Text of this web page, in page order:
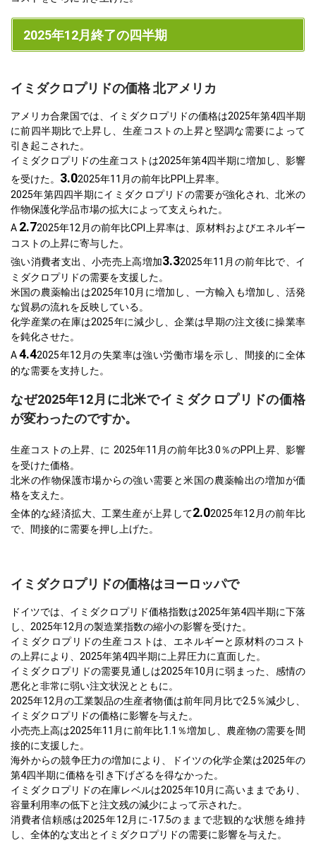
2025年12月終了の四半期
イミダクロプリドの価格 北アメリカ
アメリカ合衆国では、イミダクロプリドの価格は2025年第4四半期
に前四半期比で上昇し、生産コストの上昇と堅調な需要によって
引き起こされた。
イミダクロプリドの生産コストは2025年第4四半期に増加し、影響
を受けた。 3.02025年11月の前年比PPI上昇率。
2025年第四四半期にイミダクロプリドの需要が強化され、北米の
作物保護化学品市場の拡大によって支えられた。
A 2.72025年12月の前年比CPI上昇率は、原材料およびエネルギー
コストの上昇に寄与した。
強い消費者支出、小売売上高増加3.32025年11月の前年比で、イ
ミダクロプリドの需要を支援した。
米国の農薬輸出は2025年10月に増加し、一方輸入も増加し、活発
な貿易の流れを反映している。
化学産業の在庫は2025年に減少し、企業は早期の注文後に操業率
を鈍化させた。
A4.42025年12月の失業率は強い労働市場を示し、間接的に全体
的な需要を支持した。
なぜ2025年12月に北米でイミダクロプリドの価格
が変わったのですか。
生産コストの上昇、に 2025年11月の前年比3.0％のPPI上昇、影響
を受けた価格。
北米の作物保護市場からの強い需要と米国の農薬輸出の増加が価
格を支えた。
全体的な経済拡大、工業生産が上昇して2.02025年12月の前年比
で、間接的に需要を押し上げた。
イミダクロプリドの価格はヨーロッパで
ドイツでは、イミダクロプリド価格指数は2025年第4四半期に下落
し、2025年12月の製造業指数の縮小の影響を受けた。
イミダクロプリドの生産コストは、エネルギーと原材料のコスト
の上昇により、2025年第4四半期に上昇圧力に直面した。
イミダクロプリドの需要見通しは2025年10月に弱まった、感情の
悪化と非常に弱い注文状況とともに。
2025年12月の工業製品の生産者物価は前年同月比で2.5％減少し、
イミダクロプリドの価格に影響を与えた。
小売売上高は2025年11月に前年比1.1％増加し、農産物の需要を間
接的に支援した。
海外からの競争圧力の増加により、ドイツの化学企業は2025年の
第4四半期に価格を引き下げざるを得なかった。
イミダクロプリドの在庫レベルは2025年10月に高いままであり、
容量利用率の低下と注文残の減少によって示された。
消費者信頼感は2025年12月に-17.5のままで悲観的な状態を維持
し、全体的な支出とイミダクロプリドの需要に影響を与えた。